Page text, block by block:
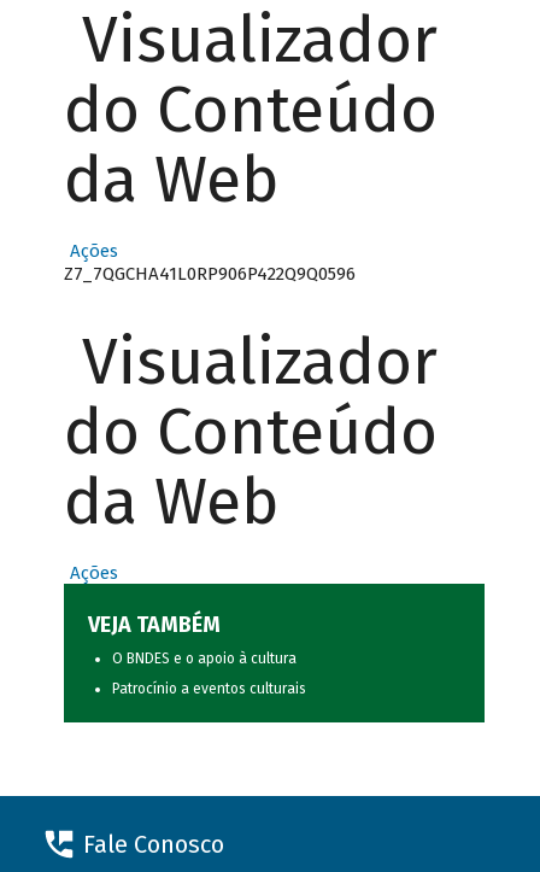
Visualizador
do Conteúdo
da Web
Ações
Z7_7QGCHA41L0RP906P422Q9Q0596
Visualizador
do Conteúdo
da Web
Ações
VEJA TAMBÉM
O BNDES e o apoio à cultura
Patrocínio a eventos culturais
Fale Conosco